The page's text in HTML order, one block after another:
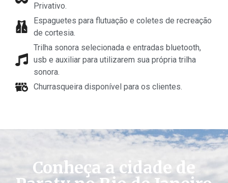
Privativo.
Espaguetes para flutuação e coletes de recreação
de cortesia.
Trilha sonora selecionada e entradas bluetooth,
usb e auxiliar para utilizarem sua própria trilha
sonora.
Churrasqueira disponível para os clientes.
Conheça a cidade de